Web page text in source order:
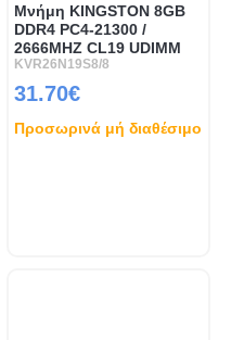
Μνήμη KINGSTON 8GB
DDR4 PC4-21300 /
2666MHZ CL19 UDIMM
KVR26N19S8/8
31.70€
Προσωρινά μή διαθέσιμο